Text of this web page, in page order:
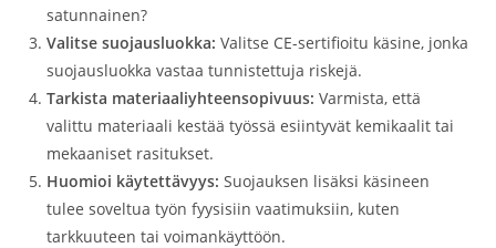
satunnainen?
Valitse suojausluokka: Valitse CE-sertifioitu käsine, jonka
suojausluokka vastaa tunnistettuja riskejä.
Tarkista materiaaliyhteensopivuus: Varmista, että
valittu materiaali kestää työssä esiintyvät kemikaalit tai
mekaaniset rasitukset.
Huomioi käytettävyys: Suojauksen lisäksi käsineen
tulee soveltua työn fyysisiin vaatimuksiin, kuten
tarkkuuteen tai voimankäyttöön.